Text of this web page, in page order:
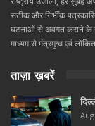
सटीक और निभींक
घटनाओं से अवगत कराने के
माध्यम से मंत्रमुग्ध एवं
ताज़ा ख़बरें